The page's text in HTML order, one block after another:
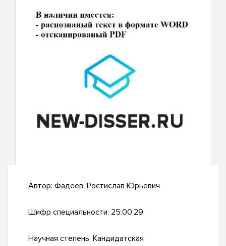
Автор: Фадеев, Ростислав Юрьевич
Шифр специальности: 25.00.29
Научная степень: Кандидатская